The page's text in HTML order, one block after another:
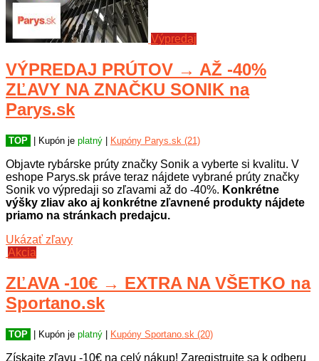
Výpredaj
VÝPREDAJ PRÚTOV → AŽ -40%
ZĽAVY NA ZNAČKU SONIK na
Parys.sk
TOP | Kupón je platný Kupóny Parys.sk (21)
Objavte rybárske prúty značky Sonik a vyberte si kvalitu. V
eshope Parys.sk práve teraz nájdete vybrané prúty značky
Sonik vo výpredaji so zľavami až do -40%. Konkrétne
výšky zliav ako aj konkrétne zľavnené produkty nájdete
priamo na stránkach predajcu.
Ukázať zľavy
Akcia
ZĽAVA -10€ → EXTRA NA VŠETKO na
Sportano.sk
TOP | Kupón je platný Kupóny Sportano.sk (20)
Získajte zľavu -10€ na celý nákup! Zaregistrujte sa k odberu